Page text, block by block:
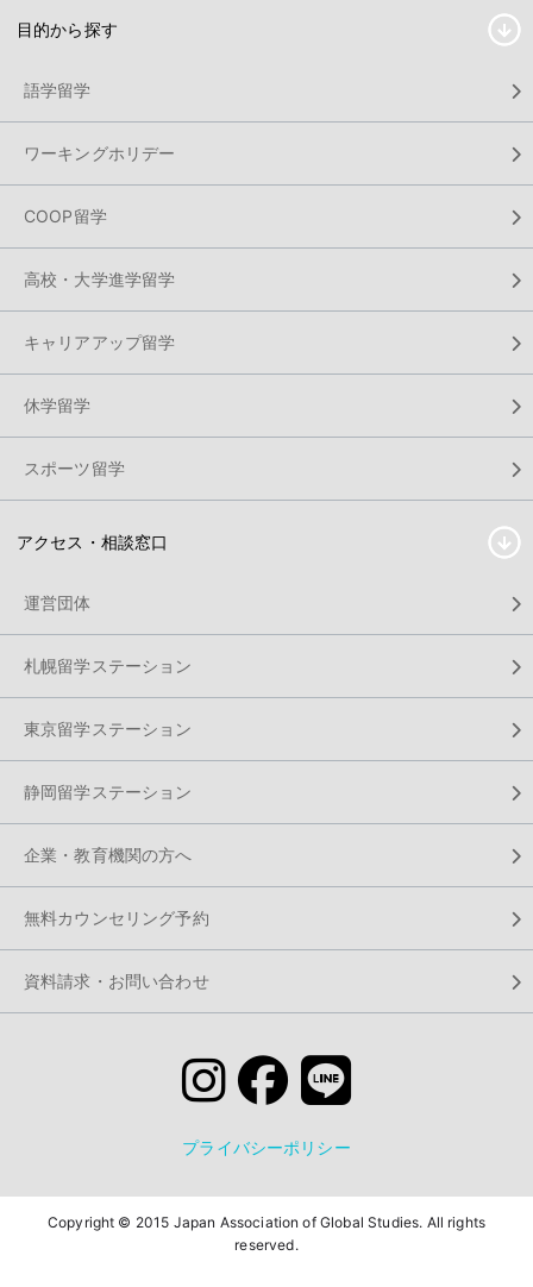
目的から探す
語学留学
ワーキングホリデー
COOP留学
高校・大学進学留学
キャリアアップ留学
休学留学
スポーツ留学
アクセス・相談窓口
運営団体
札幌留学ステーション
東京留学ステーション
静岡留学ステーション
企業・教育機関の方へ
無料カウンセリング予約
資料請求・お問い合わせ
プライバシーポリシー
Copyright © 2015 Japan Association of Global Studies. All rights
reserved.